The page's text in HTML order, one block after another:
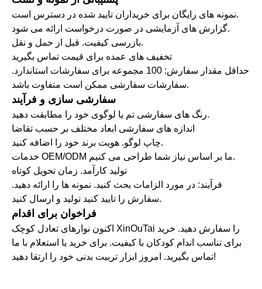
نمونه های رایگان برای خریداران تایید شده در دسترس است.
گزارش های آزمایشی در صورت درخواست ارائه می شود.
بازرسی کیفیت. قبل از حمل و نقل.
تخفیف های عمده برای قیمت تماس بگیرید
حداقل مقدار سفارش: 100 مجموعه برای سفارشات استاندارد.
سفارشات سفارشی ممکن است متفاوت باشد.
سفارشی سازی و فرآیند
رنگ های سفارشی تم یا لوگوی خود را مطابقت دهید.
اندازه های سفارشی ابعاد مختلف بر حسب تقاضا
چاپ لوگو. هویت برند خود را اضافه کنید.
خدمات OEM/ODM ما بر اساس نیاز شما طراحی می کنیم.
تولید کارآمد. زمان تحویل کوتاه
فرآیند: در مورد الزامات بحث کنید. نمونه ها را ارائه دهید.
سفارش را تایید کنید تولید و ارسال کنید.
فراخوان برای اقدام
اکنون نوارهای تعادل کوچک XinOuTai را سفارش دهید. خرید
برای تناسب اندام کودکان با کیفیت. برای خرید یا استعلام با ما
تماس بگیرید. امروز ابزار تربیت بدنی خود را ارتقا دهید!